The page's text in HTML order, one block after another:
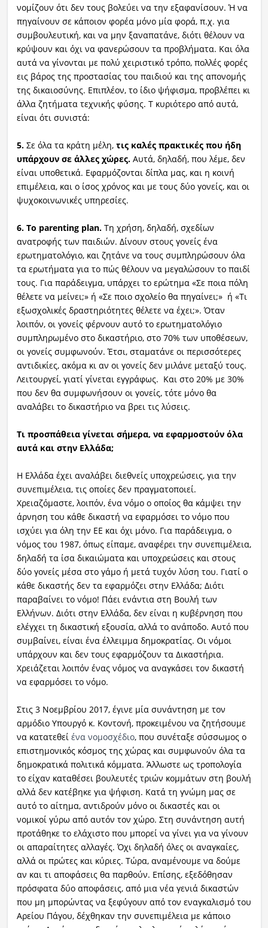
νομίζουν ότι δεν τους βολεύει να την εξαφανίσουν. Ή να
πηγαίνουν σε κάποιον φορέα μόνο μία φορά, π.χ. για
συμβουλευτική, και να μην ξαναπατάνε, διότι θέλουν να
κρύψουν και όχι να φανερώσουν τα προβλήματα. Και όλα
αυτά να γίνονται με πολύ χειριστικό τρόπο, πολλές φορές
εις βάρος της προστασίας του παιδιού και της απονομής
της δικαιοσύνης. Επιπλέον, το ίδιο ψήφισμα, προβλέπει κι
άλλα ζητήματα τεχνικής φύσης. Τ κυριότερο από αυτά,
είναι ότι συνιστά:
5.Σε όλα τα κράτη μέλη, τις καλές πρακτικές που ήδη
υπάρχουν σε άλλες χώρες.Αυτά, δηλαδή, που λέμε, δεν
είναι υποθετικά. Εφαρμόζονται δίπλα μας, και η κοινή
επιμέλεια, και ο ίσος χρόνος και με τους δύο γονείς, και οι
ψυχοκοινωνικές υπηρεσίες.
6. Το parenting plan.Τη χρήση, δηλαδή, σχεδίων
ανατροφής των παιδιών. Δίνουν στους γονείς ένα
ερωτηματολόγιο, και ζητάνε να τους συμπληρώσουν όλα
τα ερωτήματα για το πώς θέλουν να μεγαλώσουν το παιδί
τους. Για παράδειγμα, υπάρχει το ερώτημα «Σε ποια πόλη
θέλετε να μείνει;» ή «Σε ποιο σχολείο θα πηγαίνει;» ή «Τι
εξωσχολικές δραστηριότητες θέλετε να έχει;». Όταν
λοιπόν, οι γονείς φέρνουν αυτό το ερωτηματολόγιο
συμπληρωμένο στο δικαστήριο, στο 70% των υποθέσεων,
οι γονείς συμφωνούν. Έτσι, σταματάνε οι περισσότερες
αντιδικίες, ακόμα κι αν οι γονείς δεν μιλάνε μεταξύ τους.
Λειτουργεί, γιατί γίνεται εγγράφως. Και στο 20% με 30%
που δεν θα συμφωνήσουν οι γονείς, τότε μόνο θα
αναλάβει το δικαστήριο να βρει τις λύσεις.
Τι προσπάθεια γίνεται σήμερα, να εφαρμοστούν όλα
αυτά και στην Ελλάδα;
Η Ελλάδα έχει αναλάβει διεθνείς υποχρεώσεις, για την
συνεπιμέλεια, τις οποίες δεν πραγματοποιεί.
Χρειαζόμαστε, λοιπόν, ένα νόμο ο οποίος θα κάμψει την
άρνηση του κάθε δικαστή να εφαρμόσει το νόμο που
ισχύει για όλη την ΕΕ και όχι μόνο. Για παράδειγμα, ο
νόμος του 1987, όπως είπαμε, αναφέρει την συνεπιμέλεια,
δηλαδή τα ίσα δικαιώματα και υποχρεώσεις και στους
δύο γονείς μέσα στο γάμο ή μετά τυχόν λύση του. Γιατί ο
κάθε δικαστής δεν τα εφαρμόζει στην Ελλάδα; Διότι
παραβαίνει το νόμο! Πάει ενάντια στη Βουλή των
Ελλήνων. Διότι στην Ελλάδα, δεν είναι η κυβέρνηση που
ελέγχει τη δικαστική εξουσία, αλλά το ανάποδο. Αυτό που
συμβαίνει, είναι ένα έλλειμμα δημοκρατίας. Οι νόμοι
υπάρχουν και δεν τους εφαρμόζουν τα Δικαστήρια.
Χρειάζεται λοιπόν ένας νόμος να αναγκάσει τον δικαστή
να εφαρμόσει το νόμο.
Στις 3 Νοεμβρίου 2017, έγινε μία συνάντηση με τον
αρμόδιο Υπουργό κ. Κοντονή, προκειμένου να ζητήσουμε
να κατατεθείένα νομοσχέδιο, που συνέταξε σύσσωμος ο
επιστημονικός κόσμος της χώρας και συμφωνούν όλα τα
δημοκρατικά πολιτικά κόμματα. Άλλωστε ως τροπολογία
το είχαν καταθέσει βουλευτές τριών κομμάτων στη βουλή
αλλά δεν κατέβηκε για ψήφιση. Κατά τη γνώμη μας σε
αυτό το αίτημα, αντιδρούν μόνο οι δικαστές και οι
νομικοί γύρω από αυτόν τον χώρο. Στη συνάντηση αυτή
προτάθηκε το ελάχιστο που μπορεί να γίνει για να γίνουν
οι απαραίτητες αλλαγές. Όχι δηλαδή όλες οι αναγκαίες,
αλλά οι πρώτες και κύριες. Τώρα, αναμένουμε να δούμε
αν και τι αποφάσεις θα παρθούν. Επίσης, εξεδόθησαν
πρόσφατα δύο αποφάσεις, από μια νέα γενιά δικαστών
που μη μπορώντας να ξεφύγουν από τον εναγκαλισμό του
Αρείου Πάγου, δέχθηκαν την συνεπιμέλεια με κάποιο